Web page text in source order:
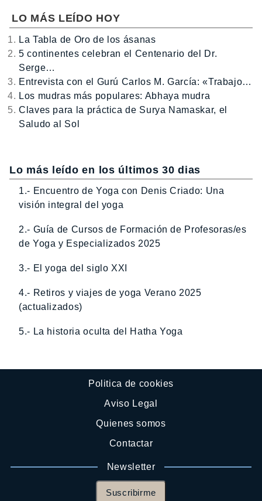
LO MÁS LEÍDO HOY
La Tabla de Oro de los ásanas
5 continentes celebran el Centenario del Dr.
Serge…
Entrevista con el Gurú Carlos M. García: «Trabajo…
Los mudras más populares: Abhaya mudra
Claves para la práctica de Surya Namaskar, el
Saludo al Sol
Lo más leído en los últimos 30 dias
1.- Encuentro de Yoga con Denis Criado: Una
visión integral del yoga
2.- Guía de Cursos de Formación de Profesoras/es
de Yoga y Especializados 2025
3.- El yoga del siglo XXI
4.- Retiros y viajes de yoga Verano 2025
(actualizados)
5.- La historia oculta del Hatha Yoga
Politica de cookies
Aviso Legal
Quienes somos
Contactar
Newsletter
Suscribirme